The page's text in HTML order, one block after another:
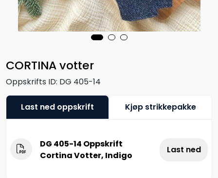
CORTINA votter
Oppskrifts ID: DG 405-14
Last ned oppskrift Kjøp strikkepakke
DG 405-14 Oppskrift
Cortina Votter, Indigo
Last ned